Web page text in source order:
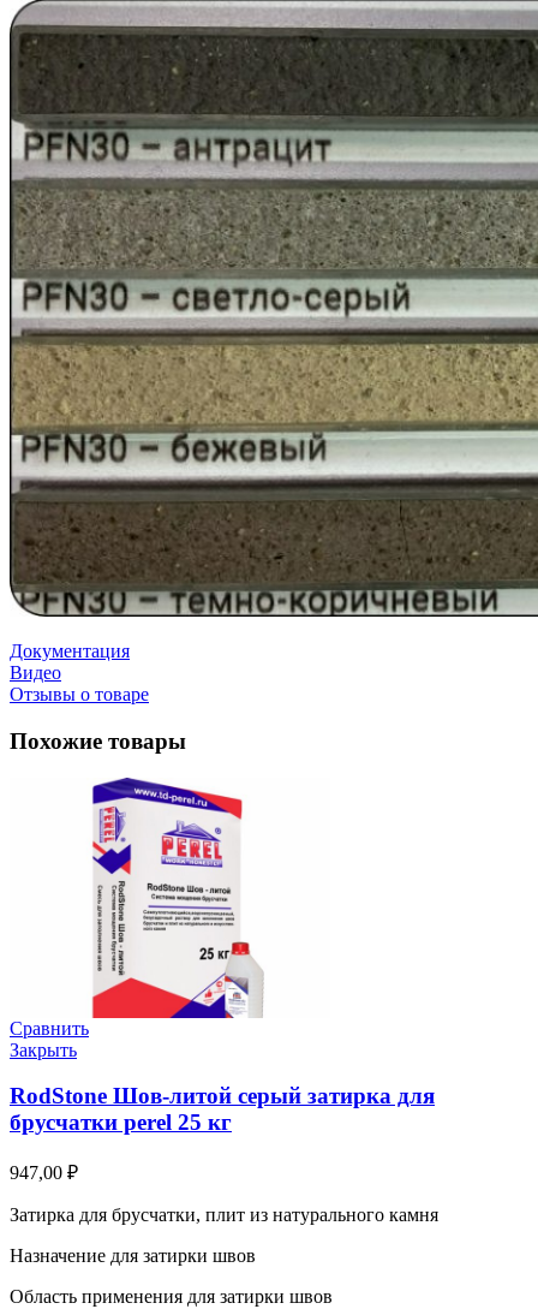
Документация
Видео
Отзывы о товаре
Похожие товары
Сравнить
Закрыть
RodStone Шов-литой серый затирка для
брусчатки perel 25 кг
947,00 ₽
Затирка для брусчатки, плит из натурального камня
Назначение для затирки швов
Область применения для затирки швов